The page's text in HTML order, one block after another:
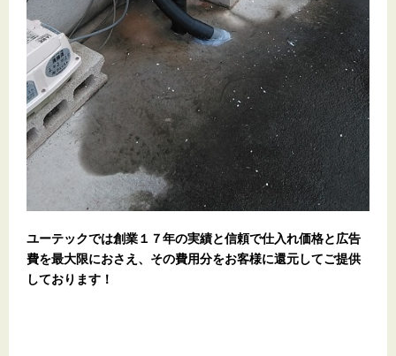
ユーテックでは創業１７年の実績と信頼で仕入れ価格と広告
費を最大限におさえ、その費用分をお客様に還元してご提供
しております！